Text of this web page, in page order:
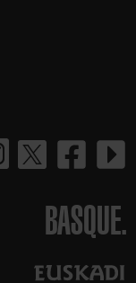
BASQUE.